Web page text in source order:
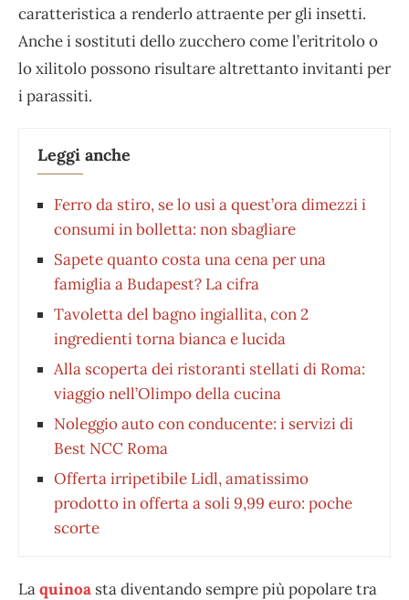
caratteristica a renderlo attraente per gli insetti.
Anche i sostituti dello zucchero come l’eritritolo o
lo xilitolo possono risultare altrettanto invitanti per
i parassiti.
Leggi anche
Ferro da stiro, se lo usi a quest’ora dimezzi i
consumi in bolletta: non sbagliare
Sapete quanto costa una cena per una
famiglia a Budapest? La cifra
Tavoletta del bagno ingiallita, con 2
ingredienti torna bianca e lucida
Alla scoperta dei ristoranti stellati di Roma:
viaggio nell’Olimpo della cucina
Noleggio auto con conducente: i servizi di
Best NCC Roma
Offerta irripetibile Lidl, amatissimo
prodotto in offerta a soli 9,99 euro: poche
scorte
Laquinoa sta diventando sempre più popolare tra